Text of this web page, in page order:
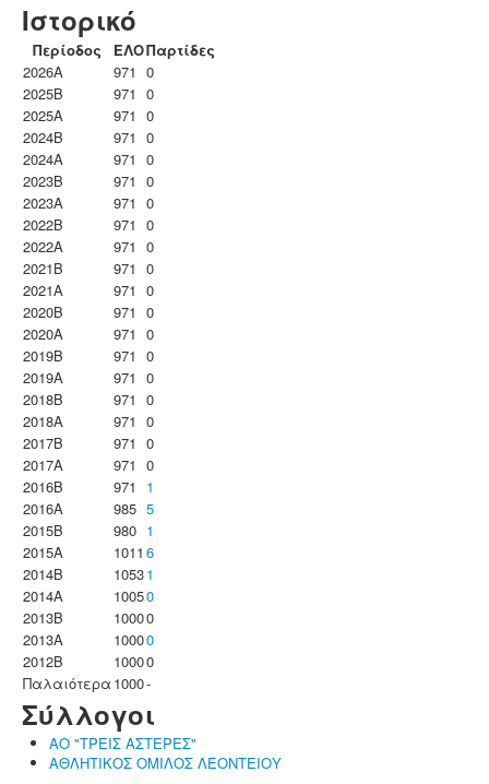
Ιστορικό
Περίοδος ΕΛΟΠαρτίδες
2026A
971 0
2025B
971 0
2025A
971 0
2024B
971 0
2024A
971 0
2023B
971 0
2023Α
971 0
2022B
971 0
2022A
971 0
2021B
971 0
2021A
971 0
2020B
971 0
2020A
971 0
2019B
971 0
2019A
971 0
2018B
971 0
2018A
971 0
2017B
971 0
2017A
971 0
2016B
971
1
2016A
985 5
2015B
980 1
2015A
1011 6
2014B
10531
2014A
10050
2013B
10000
2013A
10000
2012B
10000
Παλαιότερα 1000-
Σύλλογοι
ΑΟ "ΤΡΕΙΣ ΑΣΤΕΡΕΣ"
ΑΘΛΗΤΙΚΟΣ ΟΜΙΛΟΣ ΛΕΟΝΤΕΙΟΥ